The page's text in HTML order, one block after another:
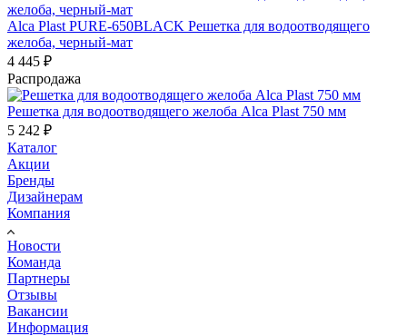
Alca Plast PURE-650BLACK Решетка для водоотводящего
желоба, черный-мат
4 445 ₽
Распродажа
Решетка для водоотводящего желоба Alca Plast 750 мм
5 242 ₽
Каталог
Акции
Бренды
Дизайнерам
Компания
Новости
Команда
Партнеры
Отзывы
Вакансии
Информация